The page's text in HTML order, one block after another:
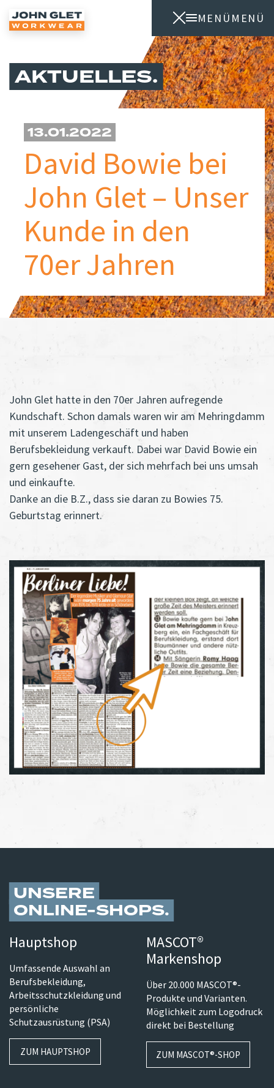
MENÜ
MENÜ
AKTUELLES
David Bowie bei
John Glet – Unser
Kunde in den
70er Jahren
13.01.2022
John Glet hatte in den 70er Jahren aufregende
Kundschaft. Schon damals waren wir am Mehringdamm
mit unserem Ladengeschäft und haben
Berufsbekleidung verkauft. Dabei war David Bowie ein
gern gesehener Gast, der sich mehrfach bei uns umsah
und einkaufte.
Danke an die B.Z., dass sie daran zu Bowies 75.
Geburtstag erinnert.
UNSERE
ONLINE-SHOPS
Hauptshop
Umfassende Auswahl an
Berufsbekleidung,
Arbeitsschutzkleidung und
persönliche
Schutzausrüstung (PSA)
ZUM HAUPTSHOP
MASCOT®
Markenshop
Über 20.000 MASCOT®-
Produkte und Varianten.
Möglichkeit zum Logodruck
direkt bei Bestellung
ZUM MASCOT®-SHOP